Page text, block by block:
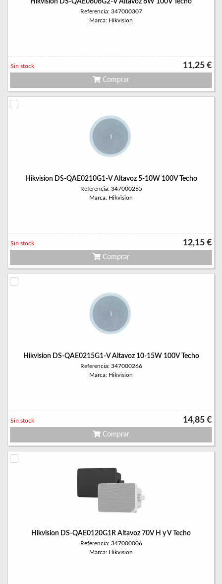
Hikvision DS-QAE0606G2-V Altavoz 6W 100V Techo
Referencia: 347000307
Marca: Hikvision
11,25 €
Sin stock
Comprar
Hikvision DS-QAE0210G1-V Altavoz 5-10W 100V Techo
Referencia: 347000265
Marca: Hikvision
12,15 €
Sin stock
Comprar
Hikvision DS-QAE0215G1-V Altavoz 10-15W 100V Techo
Referencia: 347000266
Marca: Hikvision
14,85 €
Sin stock
Comprar
Hikvision DS-QAE0120G1R Altavoz 70V H y V Techo
Referencia: 347000006
Marca: Hikvision